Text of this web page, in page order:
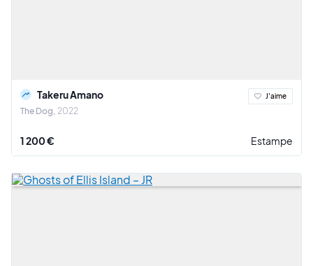
Takeru Amano
The Dog 2022
J'aime
1 200 € Estampe